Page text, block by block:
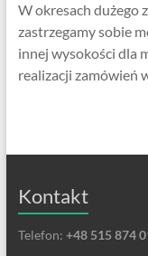
W okresach dużego
zastrzegamy sobie
innej wysokości dla
realizacji zamówień
Kontakt
Telefon: +48 515 874